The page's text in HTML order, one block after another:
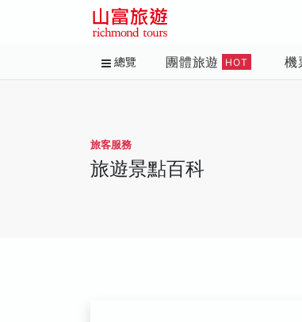
總覽 團體旅遊 HOT 機
旅客服務
旅遊景點百科